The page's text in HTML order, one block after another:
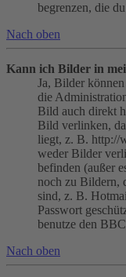
begrenzen, die
Nach oben
Kann ich Bilder in
Ja, Bilder
die
Bild auch direkt
Bild verlinken,
liegt, z. B. http://
weder Bilder
befinden (außer
noch zu Bildern,
sind, z. B.
Passwort
benutze den
Nach oben